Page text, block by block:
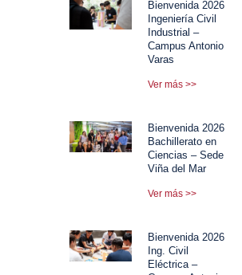
Bienvenida 2026
Ingeniería Civil
Industrial –
Campus Antonio
Varas
Ver más >>
Bienvenida 2026
Bachillerato en
Ciencias – Sede
Viña del Mar
Ver más >>
Bienvenida 2026
Ing. Civil
Eléctrica –